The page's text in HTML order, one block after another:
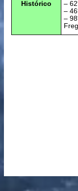
Histórico
–
–
–